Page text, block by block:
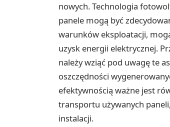
nowych. Technologia
panele mogą być
warunków eksploatacji,
uzysk energii elektrycznej.
należy wziąć pod uwagę te
oszczędności
efektywnością ważne jest
transportu używanych
instalacji.